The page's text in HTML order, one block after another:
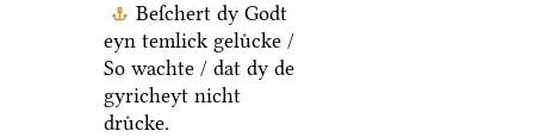
Beſchert dy Godt
eyn temlick geluͤcke /
So wachte / dat dy de
gyricheyt nicht
druͤcke.